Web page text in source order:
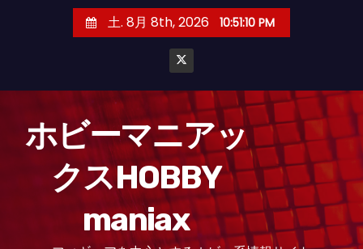
土. 8月 8th, 2026 10:51:12 PM
ホビーマニアッ
クスHOBBY
maniax